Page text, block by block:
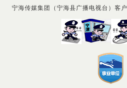
宁海传媒集团（宁海县广播电视台）客